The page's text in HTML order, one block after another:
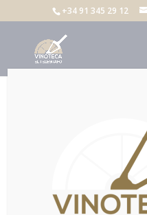
+34 91 345 29 12
vinoteca logo